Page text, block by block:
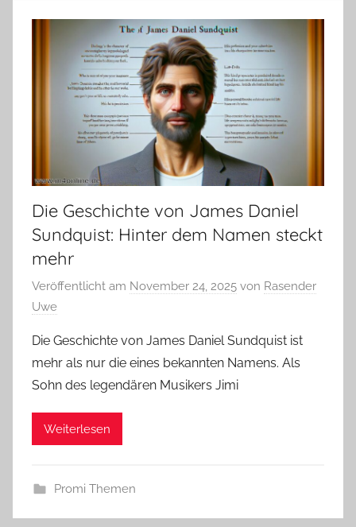
Die Geschichte von James Daniel
Sundquist: Hinter dem Namen steckt
mehr
Veröffentlicht am November 24, 2025 von Rasender
Uwe
Die Geschichte von James Daniel Sundquist ist
mehr als nur die eines bekannten Namens. Als
Sohn des legendären Musikers Jimi
Weiterlesen
Promi Themen